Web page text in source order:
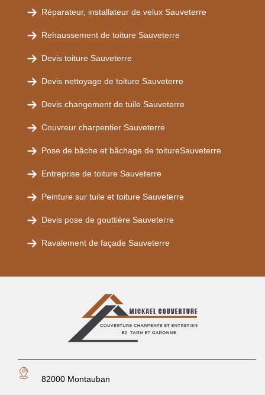
Réparateur, installateur de velux Sauveterre
Rehaussement de toiture Sauveterre
Devis toiture Sauveterre
Devis nettoyage de toiture Sauveterre
Devis changement de tuile Sauveterre
Couvreur charpentier Sauveterre
Pose de bâche et bâchage de toitureSauveterre
Entreprise de toiture Sauveterre
Peinture sur tuile et toiture Sauveterre
Devis pose de gouttière Sauveterre
Ravalement de façade Sauveterre
82000 Montauban